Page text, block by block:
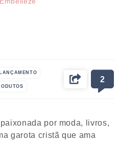
LANÇAMENTO
2
por moda, livros,
garota cristã que ama